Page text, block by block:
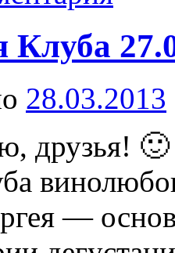
Клуба
28.03.2013
друзья!
—